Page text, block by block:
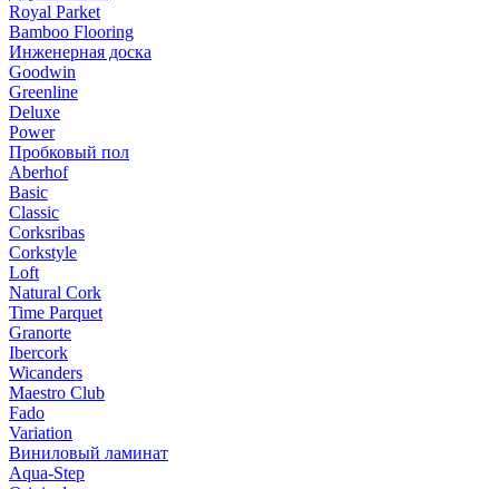
Royal Parket
Bamboo Flooring
Инженерная доска
Goodwin
Greenline
Deluxe
Power
Пробковый пол
Aberhof
Basic
Classic
Corksribas
Corkstyle
Loft
Natural Cork
Time Parquet
Granorte
Ibercork
Wicanders
Мaestro Club
Fado
Variation
Виниловый ламинат
Aqua-Step